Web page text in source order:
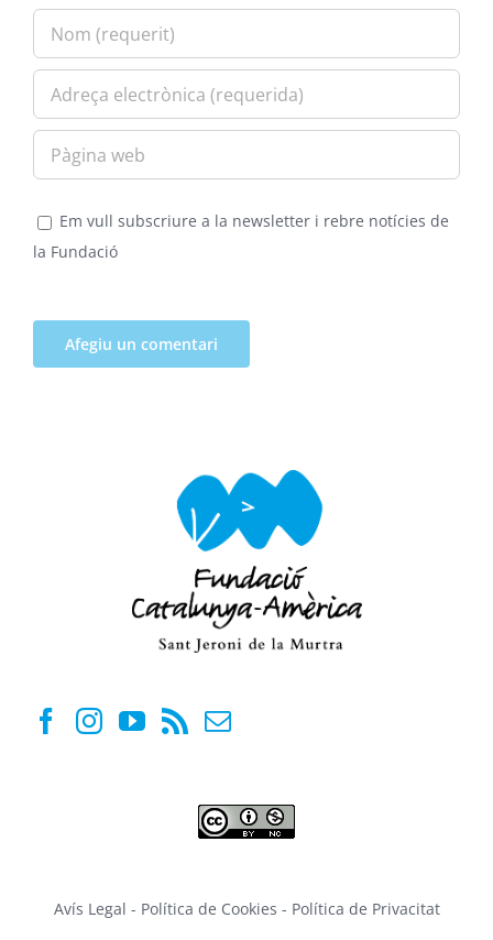
Em vull subscriure a la newsletter i rebre notícies de
la Fundació
Avís Legal - Política de Cookies - Política de Privacitat